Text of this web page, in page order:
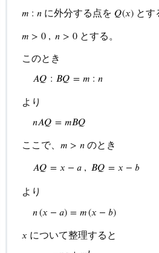
k
ス
メ
１
𝑚 : 𝑛に外分する点を 𝑄(𝑥)とす
𝑚 > 0 , 𝑛 > 0とする。
このとき
𝐴𝑄 : 𝐵𝑄 = 𝑚 : 𝑛
より
𝑛𝐴𝑄 = 𝑚𝐵𝑄
ここで、 𝑚 > 𝑛のとき
𝐴𝑄 = 𝑥 − 𝑎 , 𝐵𝑄 = 𝑥 − 𝑏
より
𝑛(𝑥 − 𝑎) = 𝑚(𝑥 − 𝑏)
𝑥 について整理すると
数直線上の 点A (a ,B